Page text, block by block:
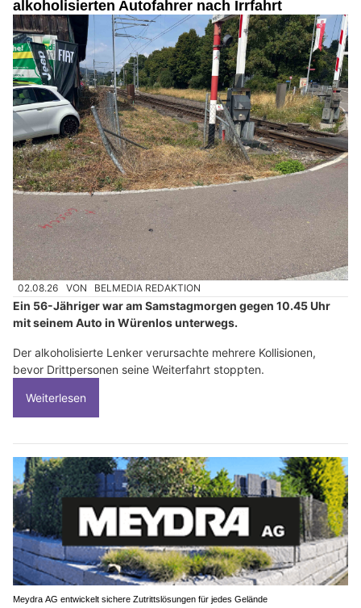
alkoholisierten Autofahrer nach Irrfahrt
02.08.26 VON BELMEDIA REDAKTION
Ein 56-Jähriger war am Samstagmorgen gegen 10.45 Uhr
mit seinem Auto in Würenlos unterwegs.
Der alkoholisierte Lenker verursachte mehrere Kollisionen,
bevor Drittpersonen seine Weiterfahrt stoppten.
Weiterlesen
Meydra AG entwickelt sichere Zutrittslösungen für jedes Gelände